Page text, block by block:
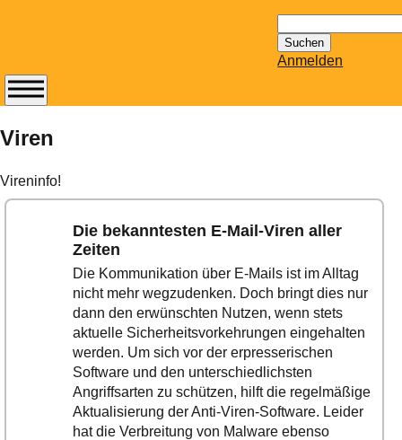
nach:
Anmelden
Viren
Vireninfo!
Die bekanntesten E-Mail-Viren aller
Zeiten
Die Kommunikation über E-Mails ist im Alltag
nicht mehr wegzudenken. Doch bringt dies nur
dann den erwünschten Nutzen, wenn stets
aktuelle Sicherheitsvorkehrungen eingehalten
werden. Um sich vor der erpresserischen
Software und den unterschiedlichsten
Angriffsarten zu schützen, hilft die regelmäßige
Aktualisierung der Anti-Viren-Software. Leider
hat die Verbreitung von Malware ebenso
Abonnieren Sie den
14-tägig
Newsletter von
Mailhilfe.de
Der ständig aktuelle
Tipps zu Thema
Email für Sie
bereithält!
Wie z.B. Outlook,
GMail, Thunderbird
oder auch
KuNoMail, usw.
Ihre E-Mail
Adresse: